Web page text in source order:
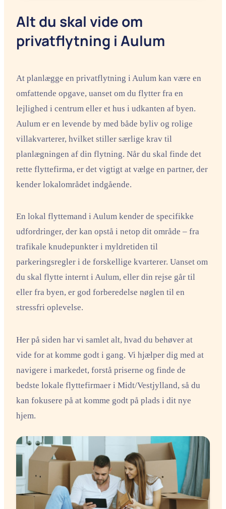
Alt du skal vide om
privatflytning i Aulum
At planlægge en privatflytning i Aulum kan være en
omfattende opgave, uanset om du flytter fra en
lejlighed i centrum eller et hus i udkanten af byen.
Aulum er en levende by med både byliv og rolige
villakvarterer, hvilket stiller særlige krav til
planlægningen af din flytning. Når du skal finde det
rette flyttefirma, er det vigtigt at vælge en partner, der
kender lokalområdet indgående.
En lokal flyttemand i Aulum kender de specifikke
udfordringer, der kan opstå i netop dit område – fra
trafikale knudepunkter i myldretiden til
parkeringsregler i de forskellige kvarterer. Uanset om
du skal flytte internt i Aulum, eller din rejse går til
eller fra byen, er god forberedelse nøglen til en
stressfri oplevelse.
Her på siden har vi samlet alt, hvad du behøver at
vide for at komme godt i gang. Vi hjælper dig med at
navigere i markedet, forstå priserne og finde de
bedste lokale flyttefirmaer i Midt/Vestjylland, så du
kan fokusere på at komme godt på plads i dit nye
hjem.